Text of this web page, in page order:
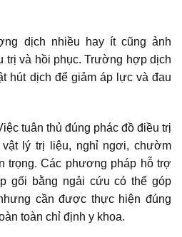
dịch nhiều hay ít cũng ảnh
trị và hồi phục. Trường hợp dịch
hút dịch để giảm áp lực và đau
tuân thủ đúng phác đồ điều trị
lý trị liệu, nghỉ ngơi, chườm
trọng. Các phương pháp hỗ trợ
gối bằng ngải cứu có thể góp
cần được thực hiện đúng
toàn chỉ định y khoa.